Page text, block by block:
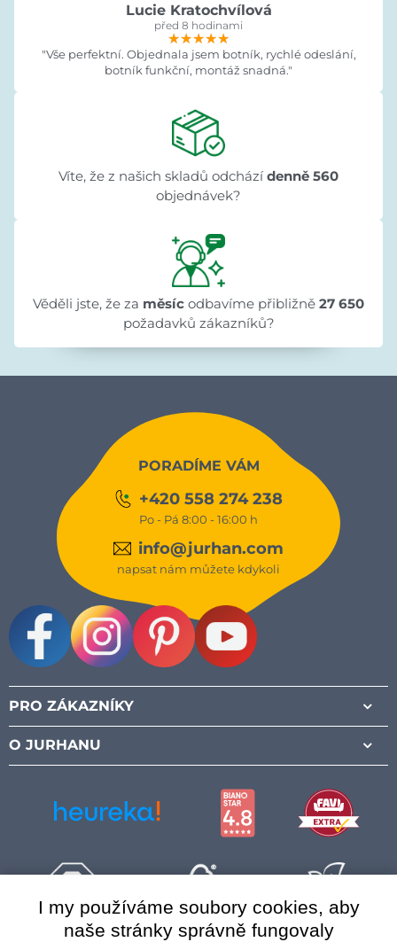
Lucie Kratochvílová
před 8 hodinami
★★★★★
★★★★★
★★★★★
"Vše perfektní. Objednala jsem botník, rychlé odeslání,
botník funkční, montáž snadná."
Víte, že z našich skladů odchází denně 560
objednávek?
Věděli jste, že za měsíc odbavíme přibližně 27 650
požadavků zákazníků?
PORADÍME VÁM
+420 558 274 238
Po - Pá 8:00 - 16:00 h
info@jurhan.com
napsat nám můžete kdykoli
PRO ZÁKAZNÍKY
O JURHANU
I my používáme soubory cookies, aby
naše stránky správně fungovaly